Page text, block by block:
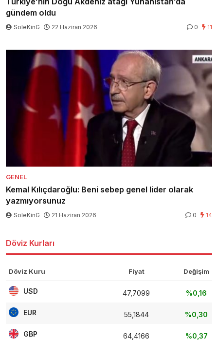
gündem oldu
SoleKinG 22 Haziran 2026 0 11
GENEL
Kemal Kılıçdaroğlu: Beni sebep genel lider olarak
yazmıyorsunuz
SoleKinG 21 Haziran 2026 0 14
Döviz Kurları
Döviz Kuru Fiyat Değişim
USD 47,7099 %0,16
EUR 55,1844 %0,30
GBP 64,4166 %0,37